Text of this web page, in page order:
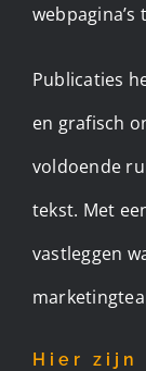
webpagina’s
Publicaties
en grafisch
voldoende
tekst. Met
vastleggen
Hier zijn